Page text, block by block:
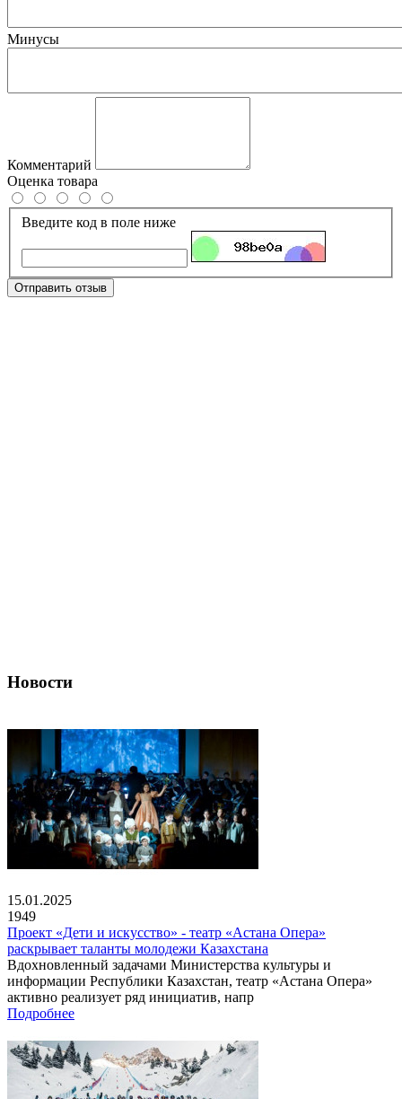
Минусы
Комментарий
Оценка товара
Введите код в поле ниже
Отправить отзыв
Новости
15.01.2025
1949
Проект «Дети и искусство» - театр «Астана Опера»
раскрывает таланты молодежи Казахстана
Вдохновленный задачами Министерства культуры и
информации Республики Казахстан, театр «Астана Опера»
активно реализует ряд инициатив, напр
Подробнее